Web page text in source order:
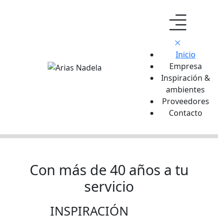
Inicio
Empresa
Inspiración &
ambientes
Proveedores
Contacto
Con más de 40 años a tu
servicio
INSPIRACIÓN